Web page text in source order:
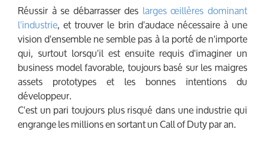
Réussir à se débarrasser des larges œillères dominant
l'industrie, et trouver le brin d'audace nécessaire à une
vision d'ensemble ne semble pas à la porté de n'importe
qui, surtout lorsqu'il est ensuite requis d'imaginer un
business model favorable, toujours basé sur les maigres
assets prototypes et les bonnes intentions du
développeur.
C'est un pari toujours plus risqué dans une industrie qui
engrange les millions en sortant un Call of Duty par an.